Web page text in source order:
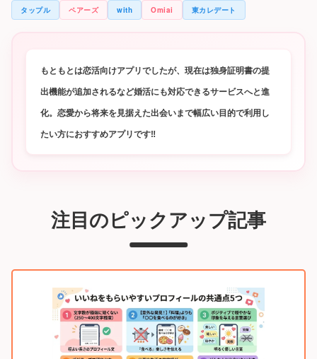
タップル ペアーズ with Omiai 東カレデート
もともとは恋活向けアプリでしたが、現在は独身証明書の提
出機能が追加されるなど婚活にも対応できるサービスへと進
化。恋愛から将来を見据えた出会いまで幅広い目的で利用し
たい方におすすめアプリです‼
注目のピックアップ記事